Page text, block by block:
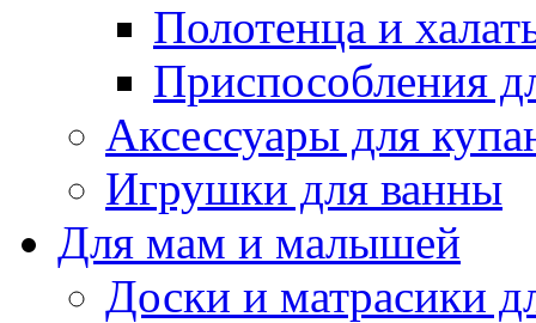
Полотенца и
Приспособления
Аксессуары для
Игрушки для ванны
Для мам и малышей
Доски и матрасики